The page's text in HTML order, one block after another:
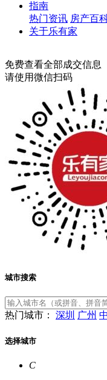
指南
热门资讯 房产百
关于乐有家
免费查看全部成交信息
请使用微信扫码
城市搜索
热门城市： 深圳 广州
选择城市
C